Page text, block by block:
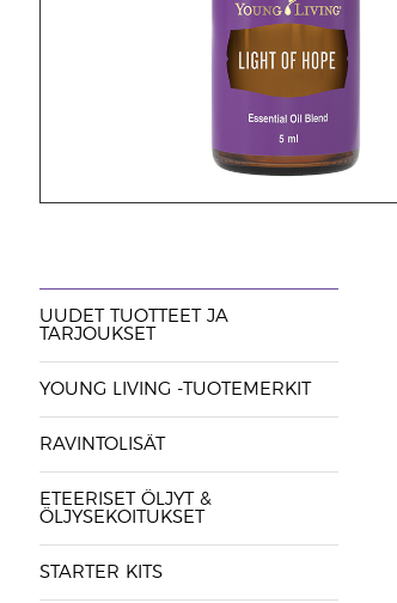
UUDET TUOTTEET JA
TARJOUKSET
YOUNG LIVING -TUOTEMERKIT
RAVINTOLISÄT
ETEERISET ÖLJYT &
ÖLJYSEKOITUKSET
STARTER KITS